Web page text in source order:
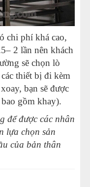
chi phí khá cao,
2 lần nên khách
sẽ chọn lò
thiết bị đi kèm
bạn sẽ được
gồm khay).
để được các nhân
lựa chọn sản
của bản thân